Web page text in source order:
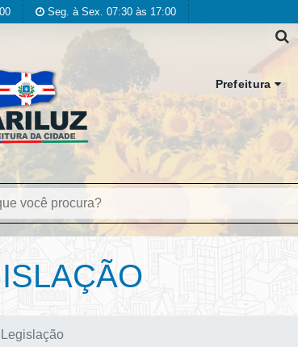
Seg. à Sex. 07:30 às 17:00
Prefeitura
Legislação